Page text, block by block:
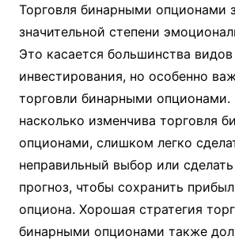
Торговля бинарными опционами
значительной степени
Это касается большинства видов
инвестирования, но особенно
торговли бинарными опционами.
насколько изменчива торговля
опционами, слишком легко
неправильный выбор или
прогноз, чтобы сохранить
опциона. Хорошая стратегия
бинарными опционами также